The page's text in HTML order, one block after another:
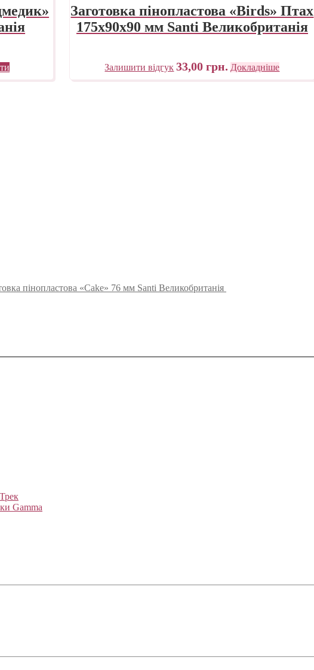
Заготовка пінопластова «Birds» Птах
175х90х90 мм Santi Великобританія
Залишити відгук 33,00грн. Докладніше
пінопластова «Cake» 76 мм Santi Великобританія
Gamma